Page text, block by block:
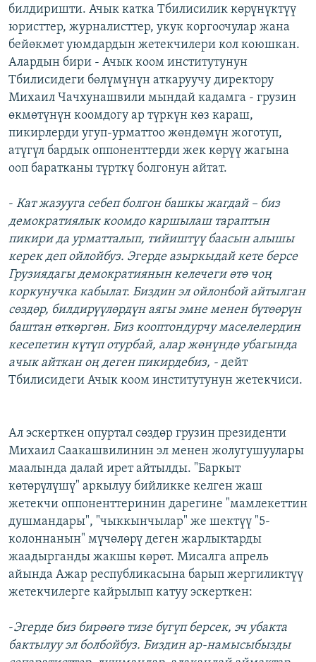
билдиришти. Ачык катка Тбилисилик көрүнүктүү
юристтер, журналисттер, укук коргоочулар жана
бейөкмөт уюмдардын жетекчилери кол коюшкан.
Алардын бири - Ачык коом институтунун
Тбилисидеги бөлүмүнүн аткаруучу директору
Михаил Чачхунашвили мындай кадамга - грузин
өкмөтүнүн коомдогу ар түркүн көз караш,
пикирлерди угуп-урматтоо жөндөмүн жоготуп,
атүгүл бардык оппоненттерди жек көрүү жагына
ооп баратканы түрткү болгонун айтат.
- Кат жазууга себеп болгон башкы жагдай – биз
демократиялык коомдо каршылаш тараптын
пикири да урматталып, тийиштүү баасын алышы
керек деп ойлойбуз. Эгерде азыркыдай кете берсе
Грузиядагы демократиянын келечеги өтө чоң
коркунучка кабылат. Биздин эл ойлонбой айтылган
сөздөр, билдирүүлөрдүн аягы эмне менен бүтөөрүн
баштан өткөргөн. Биз кооптондурчу маселелердин
кесепетин күтүп отурбай, алар жөнүндө убагында
ачык айткан оң деген пикирдебиз, - дейт
Тбилисидеги Ачык коом институтунун жетекчиси.
Ал эскерткен опуртал сөздөр грузин президенти
Михаил Саакашвилинин эл менен жолугушуулары
маалында далай ирет айтылды. "Баркыт
көтөрүлүшү" аркылуу бийликке келген жаш
жетекчи оппоненттеринин дарегине "мамлекеттин
душмандары", "чыккынчылар" же шектүү "5-
колоннанын" мүчөлөрү деген жарлыктарды
жаадырганды жакшы көрөт. Мисалга апрель
айында Ажар республикасына барып жергиликтүү
жетекчилерге кайрылып катуу эскерткен:
-Эгерде биз бирөөгө тизе бүгүп берсек, эч убакта
бактылуу эл болбойбуз. Биздин ар-намысыбызды